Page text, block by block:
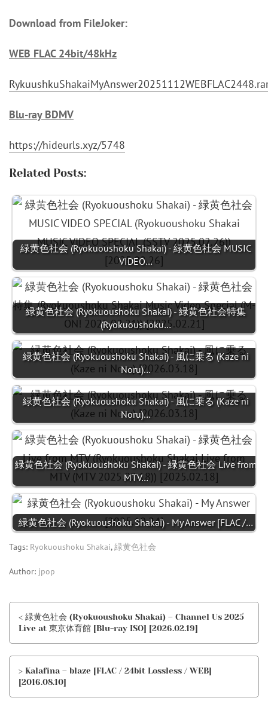
Download from FileJoker:
WEB FLAC 24bit/48kHz
Blu-ray BDMV
https://hideurls.xyz/5748
Related Posts:
緑黄色社会 (Ryokuoushoku Shakai) - 緑黄色社会 MUSIC
VIDEO…
緑黄色社会 (Ryokuoushoku Shakai) - 緑黄色社会特集
(Ryokuoushoku…
緑黄色社会 (Ryokuoushoku Shakai) - 風に乗る (Kaze ni
Noru)…
緑黄色社会 (Ryokuoushoku Shakai) - 風に乗る (Kaze ni
Noru)…
緑黄色社会 (Ryokuoushoku Shakai) - 緑黄色社会 Live from
MTV…
緑黄色社会 (Ryokuoushoku Shakai) - My Answer [FLAC /…
Tags: Ryokuoushoku Shakai,緑黄色社会
Author: jpop
< 緑黄色社会 (Ryokuoushoku Shakai) – Channel Us 2025
Live at 東京体育館 [Blu-ray ISO] [2026.02.19]
> Kalafina – blaze [FLAC / 24bit Lossless / WEB]
[2016.08.10]